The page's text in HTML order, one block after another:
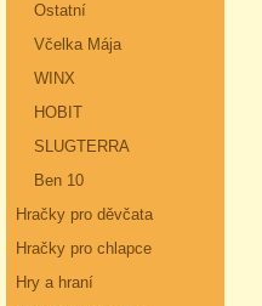
Ostatní
Včelka Mája
WINX
HOBIT
SLUGTERRA
Ben 10
Hračky pro děvčata
Hračky pro chlapce
Hry a hraní